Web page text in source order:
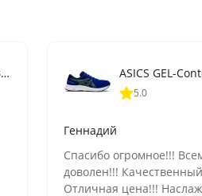
ASICS GT-1000 10 (1011B001-406)
5.0
Геннадий
Спасибо огромное!!!
доволен!!!
Отличная цена!!!